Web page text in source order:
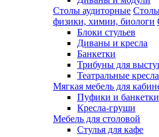
Столы аудиторные
физики, химии, биологи
Блоки стульев
Диваны и кресла
Банкетки
Трибуны для
Театральные кресла
Мягкая мебель для
Пуфики и банкетки
Кресла-груши
Мебель для столовой
Cтулья для кафе